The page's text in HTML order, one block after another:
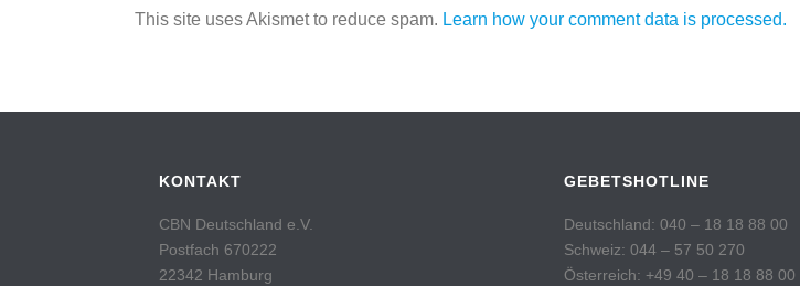
This site uses Akismet to reduce spam. Learn how your comment data is processed.
KONTAKT
CBN Deutschland e.V.
Postfach 670222
22342 Hamburg
GEBETSHOTLINE
Deutschland: 040 – 18 18 88 00
Schweiz: 044 – 57 50 270
Österreich: +49 40 – 18 18 88 00